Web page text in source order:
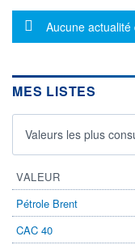
DONNÉES TEMPS
Politique
Cotation sur les
0,000
0,000
VOLUME
0
VALORISATION
LIMITE À LA
0,000
Message
Aucune actualité
MES LISTES
Valeurs les plus
VALEUR
Pétrole Brent
CAC 40